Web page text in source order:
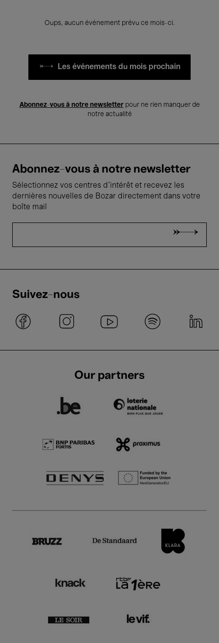
Oups, aucun événement prévu ce mois-ci.
Les événements du mois prochain
Abonnez-vous à notre newsletterpour ne rien manquer de
notre actualité
Abonnez-vous à notre newsletter
Sélectionnez vos centres d'intérêt et recevez les
dernières nouvelles de Bozar directement dans votre
boîte mail
Suivez-nous
Our partners